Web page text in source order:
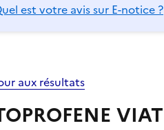
est votre avis sur E-notice ?
aux résultats